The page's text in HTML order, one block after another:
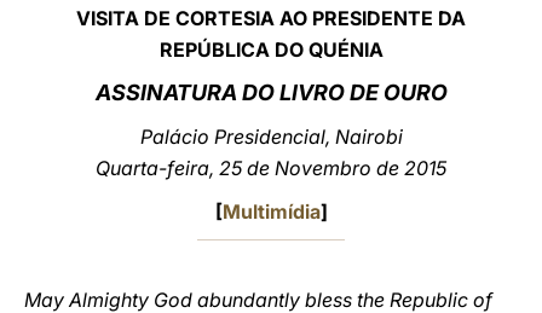
VISITA DE CORTESIA AO PRESIDENTE DA
REPÚBLICA DO QUÉNIA
ASSINATURA DO LIVRO DE OURO
Palácio Presidencial, Nairobi
Quarta-feira, 25 de Novembro de 2015
[Multimídia]
May Almighty God abundantly bless the Republic of